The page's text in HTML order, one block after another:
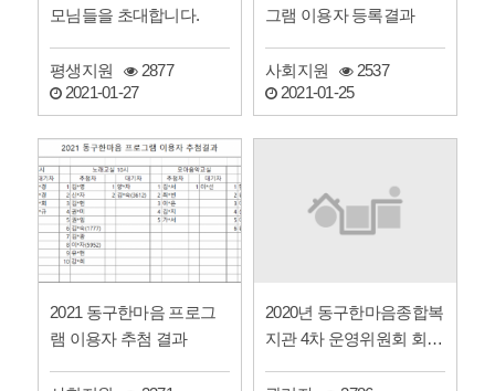
모님들을 초대합니다.
평생지원
2877
2021-01-27
그램 이용자 등록결과
사회지원
2537
2021-01-25
2021 동구한마음 프로그
램 이용자 추첨 결과
2020년 동구한마음종합복
지관 4차 운영위원회 회의